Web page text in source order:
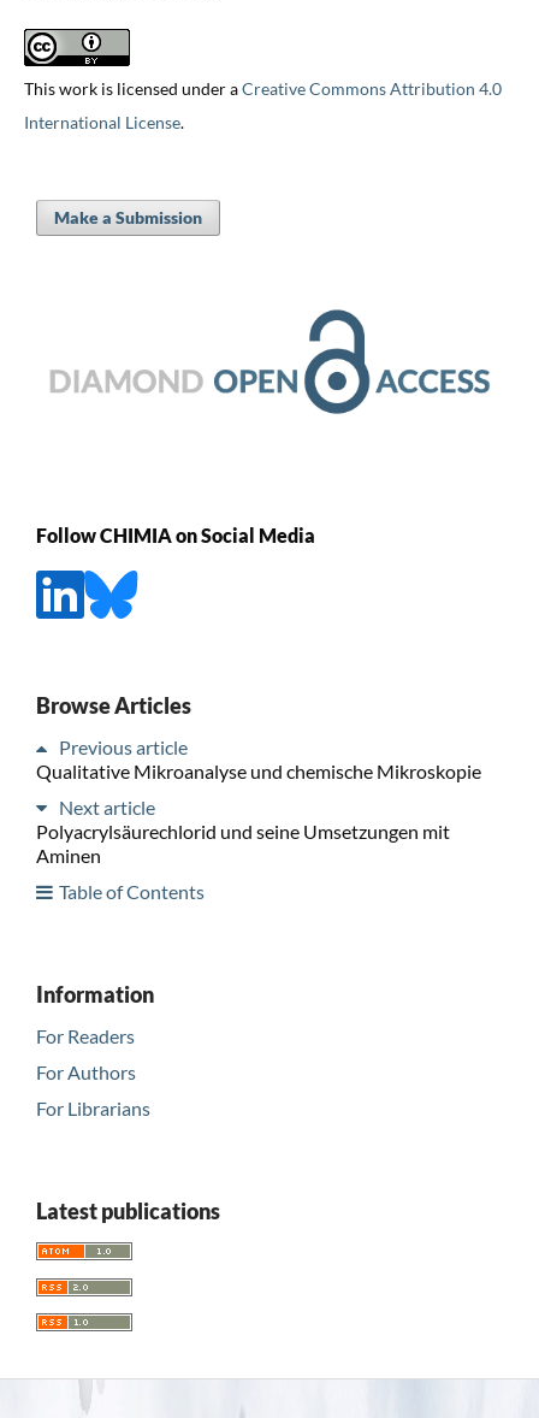
This work is licensed under aCreative Commons Attribution 4.0
International License.
Make a Submission
Follow CHIMIA on Social Media
Browse Articles
Previous article
Qualitative Mikroanalyse und chemische Mikroskopie
Next article
Polyacrylsäurechlorid und seine Umsetzungen mit
Aminen
Table of Contents
Information
For Readers
For Authors
For Librarians
Latest publications